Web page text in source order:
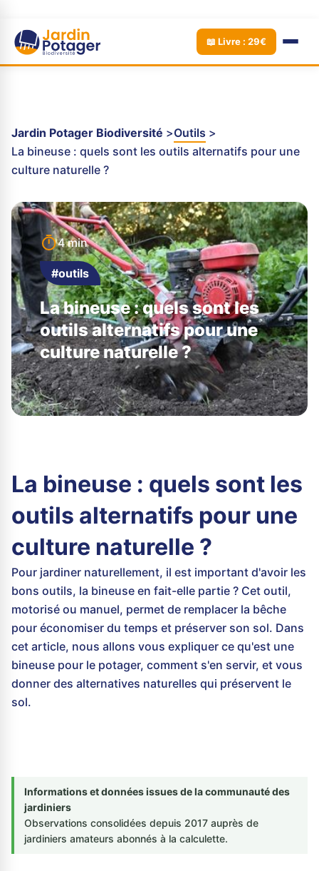
📖 Livre : 29€
Jardin Potager Biodiversité
Outils
La bineuse : quels sont les outils alternatifs pour une
culture naturelle ?
4 min
#outils
La bineuse : quels sont les
outils alternatifs pour une
culture naturelle ?
La bineuse : quels sont les
outils alternatifs pour une
culture naturelle ?
Pour jardiner naturellement, il est important d'avoir les
bons outils, la bineuse en fait-elle partie ? Cet outil,
motorisé ou manuel, permet de remplacer la bêche
pour économiser du temps et préserver son sol. Dans
cet article, nous allons vous expliquer ce qu'est une
bineuse pour le potager, comment s'en servir, et vous
donner des alternatives naturelles qui préservent le
sol.
Informations et données issues de la communauté des
jardiniers
Observations consolidées depuis 2017 auprès de
jardiniers amateurs abonnés à la calculette.